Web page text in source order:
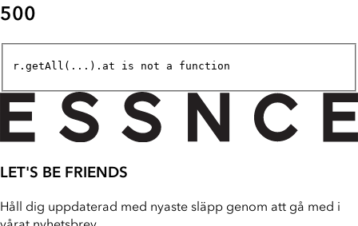
500
r.getAll(...).at is not a function
LET'S BE FRIENDS
Håll dig uppdaterad med nyaste släpp genom att gå med i